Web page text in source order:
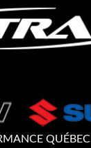
QUÉBEC